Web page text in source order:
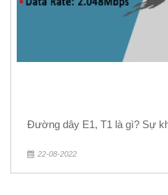
Đường dây E1, T1 là gì? Sự
22-08-2022